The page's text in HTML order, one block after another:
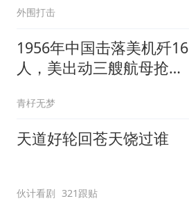
外围打击
1956年中国击落美机歼16
人，美出动三艘航母抢尸
青杍无梦
天道好轮回苍天饶过谁
伙计看剧 321跟贴